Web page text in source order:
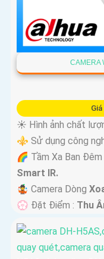
CAMERA
☀️ Hình ảnh chất
⚜️ Sử dụng công
🌈 Tầm Xa Ban Đêm
Smart IR.
🤹 Camera Dòng
️💮 Đặt Điểm : Thu